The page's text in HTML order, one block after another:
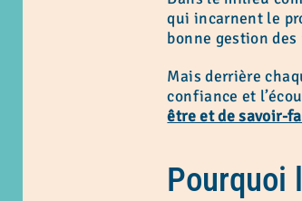
qui incarnent le
bonne gestion
Mais derrière
confiance et
être et de savoir-
Pourquoi